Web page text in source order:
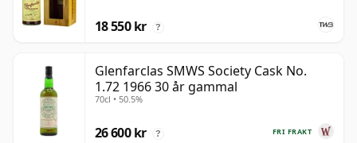
18 550 kr ?
Glenfarclas SMWS Society Cask No.
1.72 1966 30 år gammal
70cl • 50.5%
FRI FRAKT
26 600 kr ?